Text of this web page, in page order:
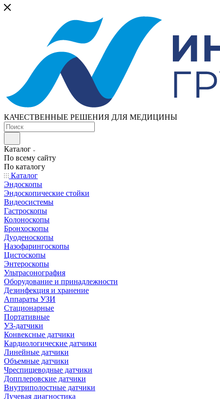
КАЧЕСТВЕННЫЕ РЕШЕНИЯ ДЛЯ МЕДИЦИНЫ
Каталог
По всему сайту
По каталогу
Каталог
Эндоскопы
Эндоскопические стойки
Видеосистемы
Гастроскопы
Колоноскопы
Бронхоскопы
Дуоденоскопы
Назофарингоскопы
Цистоскопы
Энтероскопы
Ультрасонография
Оборудование и принадлежности
Дезинфекция и хранение
Аппараты УЗИ
Стационарные
Портативные
УЗ-датчики
Конвексные датчики
Кардиологические датчики
Линейные датчики
Объемные датчики
Чреспищеводные датчики
Допплеровские датчики
Внутриполостные датчики
Лучевая диагностика